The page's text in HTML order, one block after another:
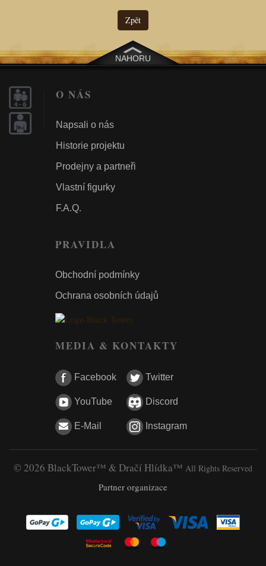
Zpět
NAHORU
O NÁS
Napsali o nás
Historie projektu
Prodejny a partneři
Vlastní figurky
F.A.Q.
PRAVIDLA
Obchodní podmínky
Ochrana osobních údajů
MEDIA & KONTAKTY
Facebook Twitter
YouTube Discord
E-Mail Instagram
© 2026 BlackTower™ & Dračí Hlídka™ All Rights Reserved
Partner organizace